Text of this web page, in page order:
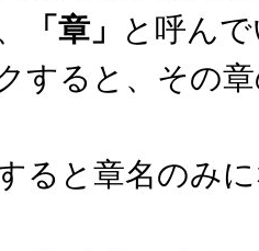
「章」
と呼ん
すると、その
ると章名のみ